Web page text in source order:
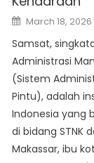
Posted
on
March 18, 2026
Samsat,
Administrasi
(Sistem
Pintu), adalah
Indonesia yang
di bidang STNK
Makassar, ibu